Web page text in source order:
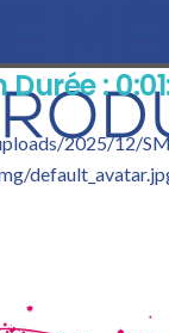
:
2025/12/